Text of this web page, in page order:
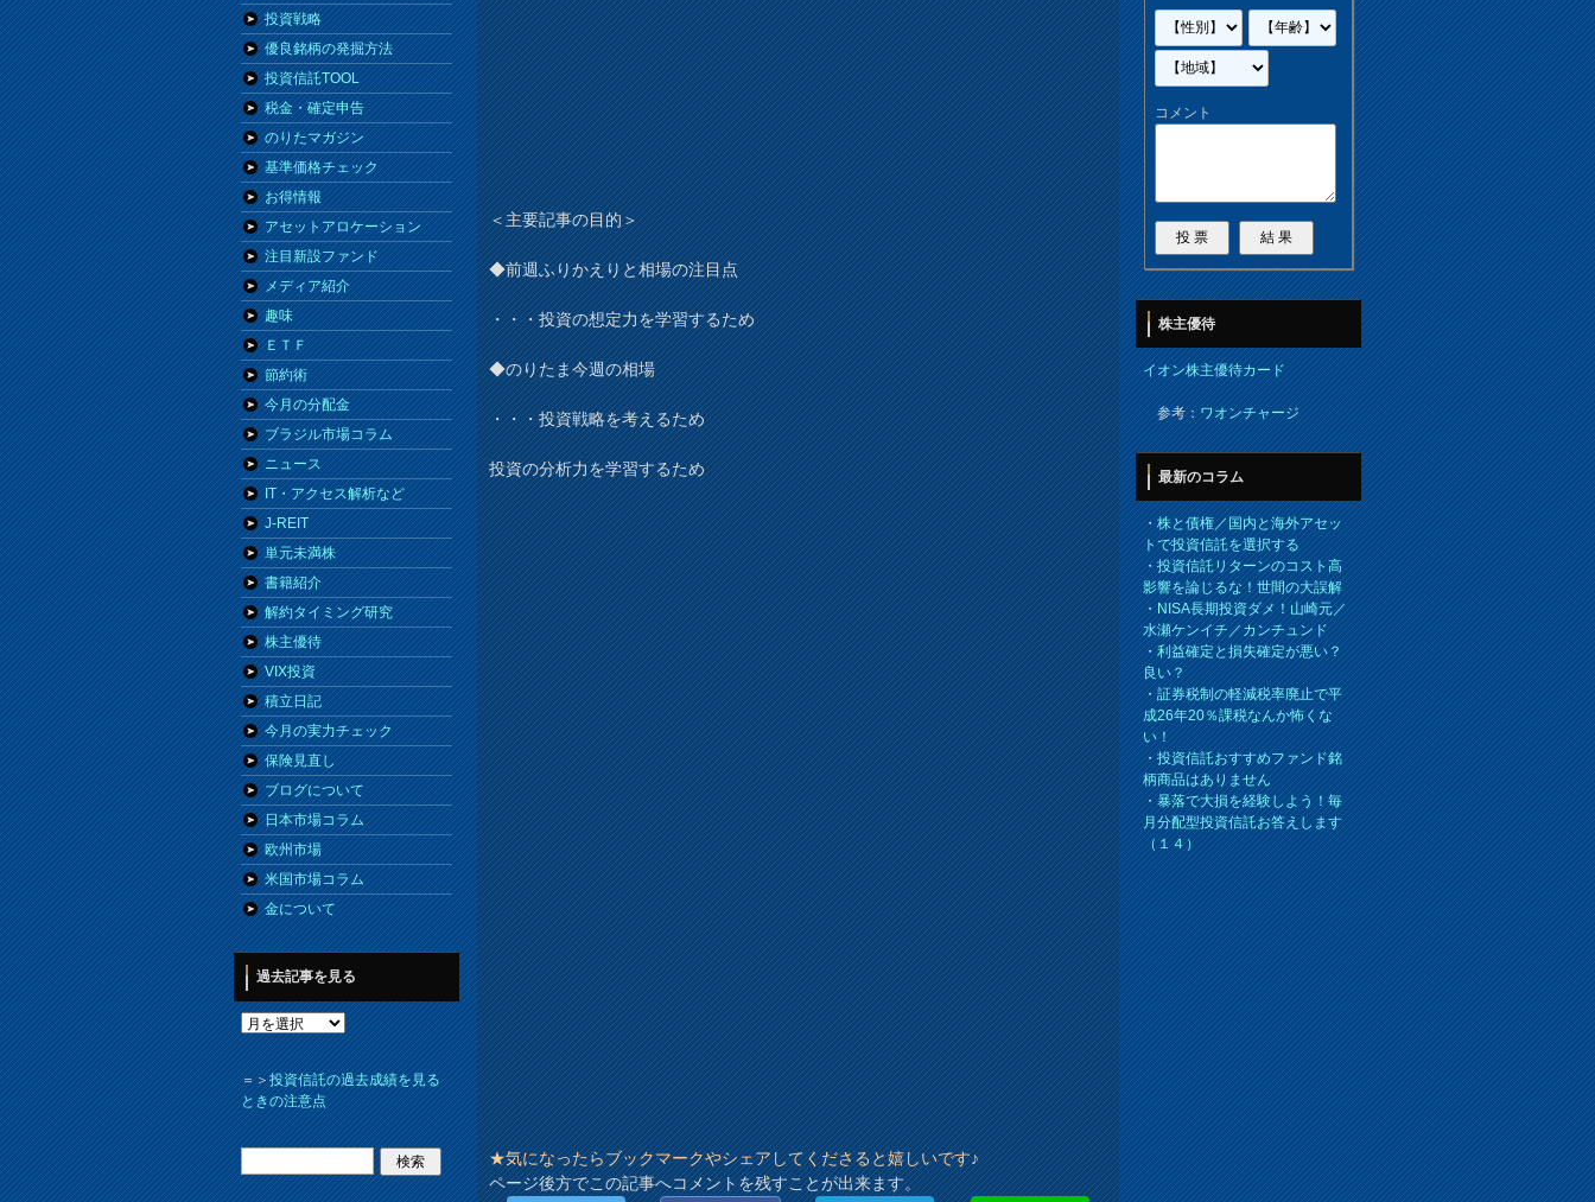
＜主要記事の目的＞
◆前週ふりかえりと相場の注目点
・・・投資の想定力を学習するため
◆のりたま今週の相場
・・・投資戦略を考えるため
投資の分析力を学習するため
★気になったらブックマークやシェアしてくださると嬉しいです♪
ページ後方でこの記事へコメントを残すことが出来ます。
投資戦略
優良銘柄の発掘方法
投資信託TOOL
税金・確定申告
のりたマガジン
基準価格チェック
お得情報
アセットアロケーション
注目新設ファンド
メディア紹介
趣味
ＥＴＦ
節約術
今月の分配金
ブラジル市場コラム
ニュース
IT・アクセス解析など
J-REIT
単元未満株
書籍紹介
解約タイミング研究
株主優待
VIX投資
積立日記
今月の実力チェック
保険見直し
ブログについて
日本市場コラム
欧州市場
米国市場コラム
金について
過去記事を見る
＝＞投資信託の過去成績を見る
ときの注意点
コメント
株主優待
イオン株主優待カード
参考：ワオンチャージ
最新のコラム
・株と債権／国内と海外アセッ
トで投資信託を選択する
・投資信託リターンのコスト高
影響を論じるな！世間の大誤解
・NISA長期投資ダメ！山崎元／
水瀬ケンイチ／カンチュンド
・利益確定と損失確定が悪い？
良い？
・証券税制の軽減税率廃止で平
成26年20％課税なんか怖くな
い！
・投資信託おすすめファンド銘
柄商品はありません
・暴落で大損を経験しよう！毎
月分配型投資信託お答えします
（１４）